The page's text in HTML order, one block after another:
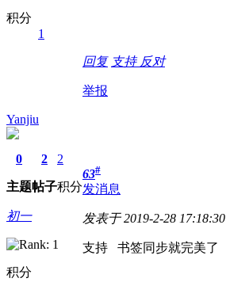
积分
1
回复 支持 反对
举报
Yanjiu
0
主题
2
帖子
2
积分
初一
积分
63#
发消息
发表于 2019-2-28 17:18:30
支持 书签同步就完美了